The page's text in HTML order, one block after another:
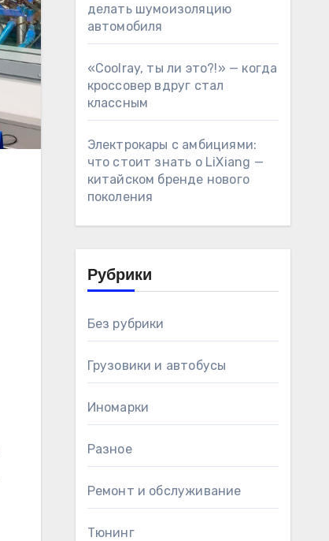
делать шумоизоляцию
автомобиля
«Coolray, ты ли это?!» — когда
кроссовер вдруг стал
классным
Электрокары с амбициями:
что стоит знать о LiXiang —
китайском бренде нового
поколения
Рубрики
Без рубрики
Грузовики и автобусы
Иномарки
Разное
Ремонт и обслуживание
Тюнинг